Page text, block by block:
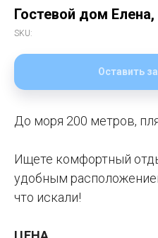
Гостевой дом
SKU:
Оставить
До моря 200 метров,
Ищете комфортный
удобным
что искали!